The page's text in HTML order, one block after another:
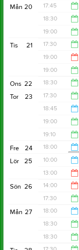
17:30
19:00
20
Mån 17:45
19:00
18:30
20:00
19:00
20:00
21
Tis 17:30
19:00
19:00
20:45
19:00
20:30
22
Ons 18:30
20:00
23
Tor 17:30
19:00
18:45
22:00
19:00
20:30
19:10
20:00
24
Fre 18:00
20:00
25
Lör 10:00
16:00
13:00
14:30
26
Sön 14:00
16:00
17:30
19:00
27
Mån 18:00
19:00
18:30
20:00
18:30